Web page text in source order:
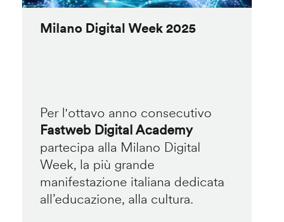
Milano Digital Week 2025
Per l'ottavo anno consecutivo
Fastweb Digital Academy
partecipa alla Milano Digital
Week, la più grande
manifestazione italiana dedicata
all’educazione, alla cultura.